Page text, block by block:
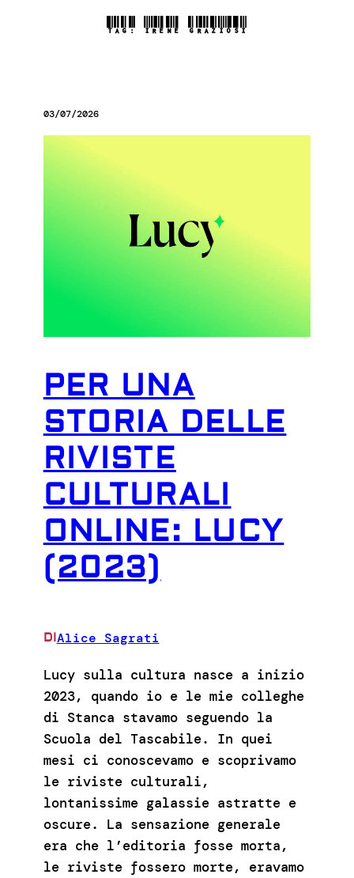
TAG: IRENE GRAZIOSI
03/07/2026
PER UNA
STORIA DELLE
RIVISTE
CULTURALI
ONLINE: LUCY
(2023)
DIAlice Sagrati
Lucy sulla cultura nasce a inizio
2023, quando io e le mie colleghe
di Stanca stavamo seguendo la
Scuola del Tascabile. In quei
mesi ci conoscevamo e scoprivamo
le riviste culturali,
lontanissime galassie astratte e
oscure. La sensazione generale
era che l’editoria fosse morta,
le riviste fossero morte, eravamo